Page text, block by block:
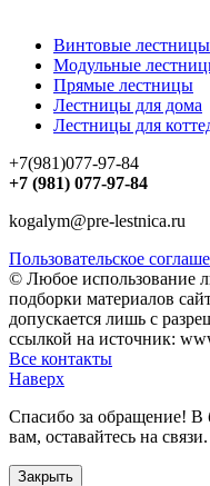
Винтовые лестницы
Модульные
Прямые лестницы
Лестницы для дома
Лестницы для
+7(981)077-97-84
+7 (981) 077-97-84
kogalym@pre-lestnica.ru
Пользовательское
© Любое использование
подборки материалов
допускается лишь с
ссылкой на источник:
Все контакты
Наверх
Спасибо за обращение!
вам, оставайтесь на связи.
Закрыть